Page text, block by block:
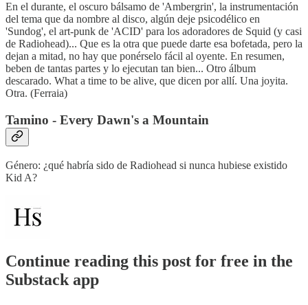
En el durante, el oscuro bálsamo de 'Ambergrin', la instrumentación
del tema que da nombre al disco, algún deje psicodélico en
'Sundog', el art-punk de 'ACID' para los adoradores de Squid (y casi
de Radiohead)... Que es la otra que puede darte esa bofetada, pero la
dejan a mitad, no hay que ponérselo fácil al oyente. En resumen,
beben de tantas partes y lo ejecutan tan bien... Otro álbum
descarado. What a time to be alive, que dicen por allí. Una joyita.
Otra. (Ferraia)
Tamino - Every Dawn's a Mountain
Género: ¿qué habría sido de Radiohead si nunca hubiese existido
Kid A?
Continue reading this post for free in the
Substack app